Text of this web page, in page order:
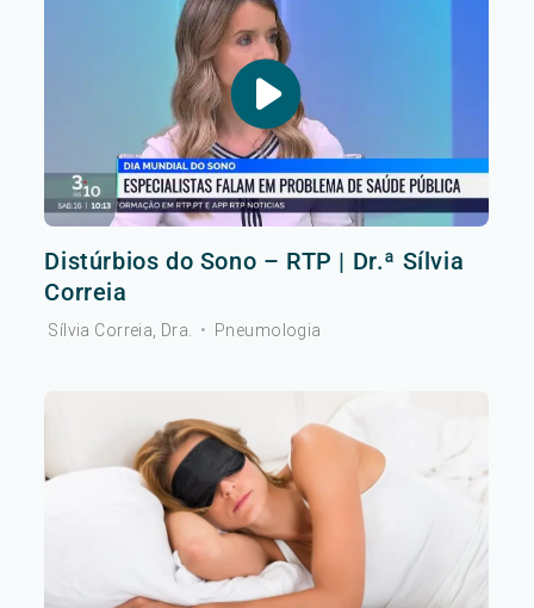
Distúrbios do Sono – RTP | Dr.ª Sílvia
Correia
Sílvia Correia, Dra. • Pneumologia